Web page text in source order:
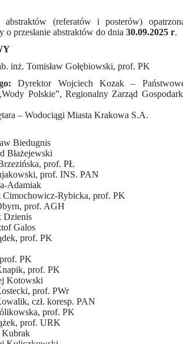
abstraktów (referatów i posterów)
przesłanie abstraktów do dnia 30.09.2025 r.
inż. Tomisław Gołębiowski, prof. PK
Dyrektor Wojciech Kozak –
Polskie”, Regionalny Zarząd
– Wodociągi Miasta Krakowa S.A.
Biedugnis
Błażejewski
prof. PŁ
prof. INS. PAN
Adamiak
Cimochowicz-Rybicka, prof. PK
prof. AGH
Dzienis
Galos
prof. PK
PK
prof. PK
Kotowski
prof. PWr
czł. koresp. PAN
prof. PK
prof. URK
Kubrak